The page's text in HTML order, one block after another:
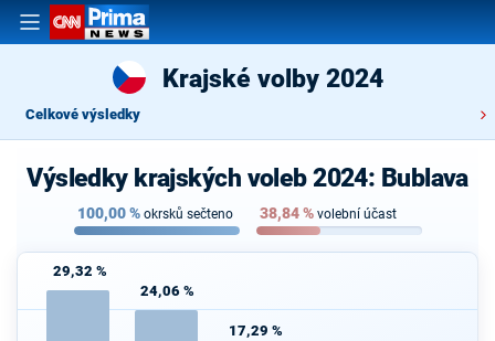
Krajské volby 2024
Celkové výsledky
Výsledky krajských voleb 2024: Bublava
100,00% okrsků sečteno 38,84% volební účast
29,32 %
24,06 %
17,29 %